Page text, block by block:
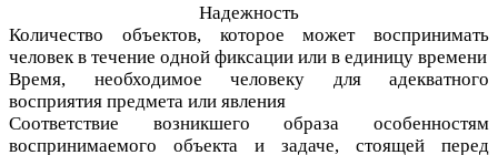
Надежность
Количество объектов, которое может воспринимать
человек в течение одной фиксации или в единицу времени
Время, необходимое человеку для адекватного
восприятия предмета или явления
Соответствие возникшего образа особенностям
воспринимаемого объекта и задаче, стоящей перед